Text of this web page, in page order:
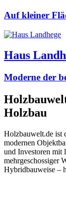
Auf kleiner
Haus
Moderne der
Holzbau
Holzbauwelt.de ist
modernen
und Investoren mit
mehrgeschossiger
Hybridbauweise –